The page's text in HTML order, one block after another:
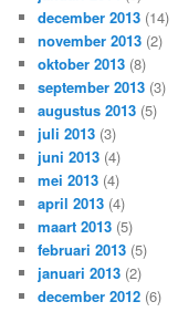
december 2013 (14)
november 2013 (2)
oktober 2013 (8)
september 2013 (3)
augustus 2013 (5)
juli 2013 (3)
juni 2013 (4)
mei 2013 (4)
april 2013 (4)
maart 2013 (5)
februari 2013 (5)
januari 2013 (2)
december 2012 (6)